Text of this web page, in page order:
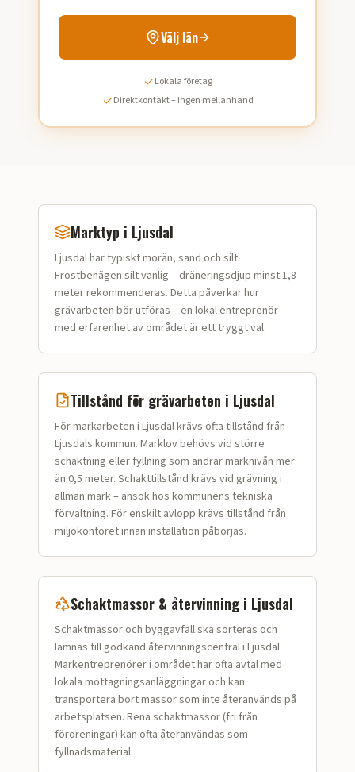
Välj län
Lokala företag
Direktkontakt – ingen mellanhand
Marktyp i Ljusdal
Ljusdalhar typisktmorän, sand och silt.
Frostbenägen silt vanlig – dräneringsdjup minst 1,8
meter rekommenderas. Detta påverkar hur
grävarbeten bör utföras – en lokal entreprenör
med erfarenhet av området är ett tryggt val.
Tillstånd för grävarbeten i Ljusdal
För markarbeten i Ljusdal krävs ofta tillstånd från
Ljusdals kommun. Marklov behövs vid större
schaktning eller fyllning som ändrar marknivån mer
än 0,5 meter. Schakttillstånd krävs vid grävning i
allmän mark – ansök hos kommunens tekniska
förvaltning. För enskilt avlopp krävs tillstånd från
miljökontoret innan installation påbörjas.
Schaktmassor & återvinning i Ljusdal
Schaktmassor och bygg­avfall ska sorteras och
lämnas till godkänd återvinningscentral i Ljusdal.
Markentreprenörer i området har ofta avtal med
lokala mottagningsanläggningar och kan
transportera bort massor som inte återanvänds på
arbetsplatsen. Rena schaktmassor (fri från
föroreningar) kan ofta återanvändas som
fyllnadsmaterial.